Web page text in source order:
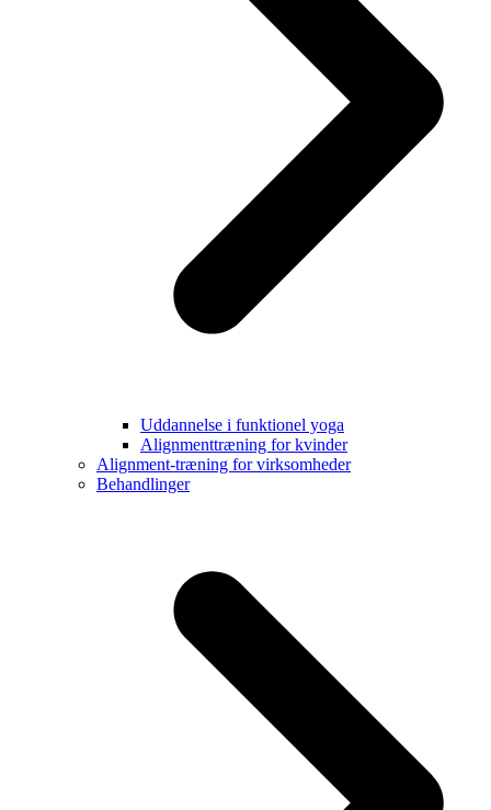
Uddannelse i funktionel yoga
Alignmenttræning for kvinder
Alignment-træning for virksomheder
Behandlinger